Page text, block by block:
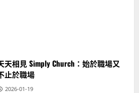
天相見 Simply Church：始於職場又
止於職場
2026-01-19